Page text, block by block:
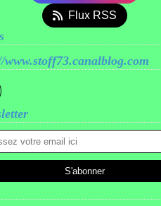
Flux RSS
www.stoff73.canalblog.com